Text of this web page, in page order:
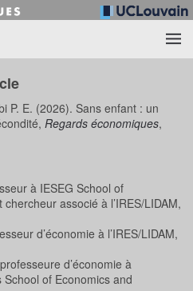
P. E. (2026). Sans enfant : un
Regards économiques,
à IESEG School of
associé à l’IRES/LIDAM,
d’économie à l’IRES/LIDAM,
d’économie à
School of Economics and